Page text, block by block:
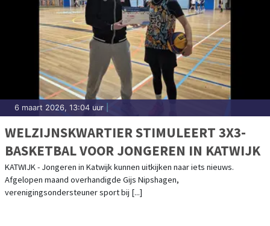
6 maart 2026, 13:04 uur
WELZIJNSKWARTIER STIMULEERT 3X3-
BASKETBAL VOOR JONGEREN IN KATWIJK
KATWIJK - Jongeren in Katwijk kunnen uitkijken naar iets nieuws.
Afgelopen maand overhandigde Gijs Nipshagen,
verenigingsondersteuner sport bij [...]